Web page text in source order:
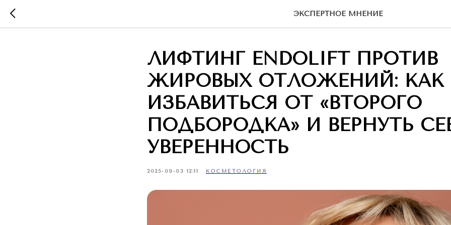
ЭКСПЕРТНОЕ МНЕНИЕ
ЛИФТИНГ ENDOLIFT ПРОТИВ
ЖИРОВЫХ ОТЛОЖЕНИЙ: КАК
ИЗБАВИТЬСЯ ОТ «ВТОРОГО
ПОДБОРОДКА» И ВЕРНУТЬ
УВЕРЕННОСТЬ
2025-09-03 12:11 КОСМЕТОЛОГИЯ